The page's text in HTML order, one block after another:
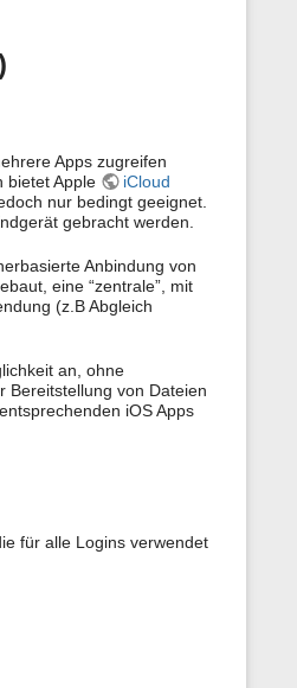
Apps zugreifen
bietet Apple
iCloud
nur bedingt geeignet.
gebracht werden.
Anbindung von
eine “zentrale”, mit
(z.B Abgleich
an, ohne
Bereitstellung von Dateien
iOS Apps
für alle Logins verwendet